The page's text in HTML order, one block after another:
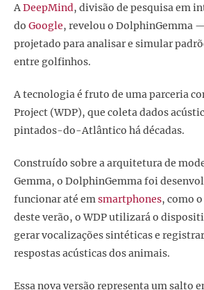
ADeepMind, divisão de pesquisa em
do Google, revelou o DolphinGemma
projetado para analisar e simular
entre golfinhos.
A tecnologia é fruto de uma parceria
Project (WDP), que coleta dados
pintados-do-Atlântico há décadas.
Construído sobre a arquitetura de
Gemma, o DolphinGemma foi
funcionar até emsmartphones, como
deste verão, o WDP utilizará o
gerar vocalizações sintéticas e
respostas acústicas dos animais.
Essa nova versão representa um salto